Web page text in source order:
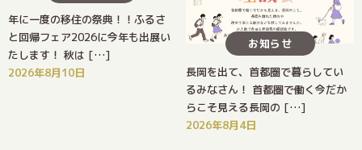
年に一度の移住の祭典！！ふるさ
と回帰フェア2026に今年も出展い
たします！ 秋は […]
2026年8月10日
お知らせ
長岡を出て、首都圏で暮らしてい
るみなさん！ 首都圏で働く今だか
らこそ見える長岡の […]
2026年8月4日